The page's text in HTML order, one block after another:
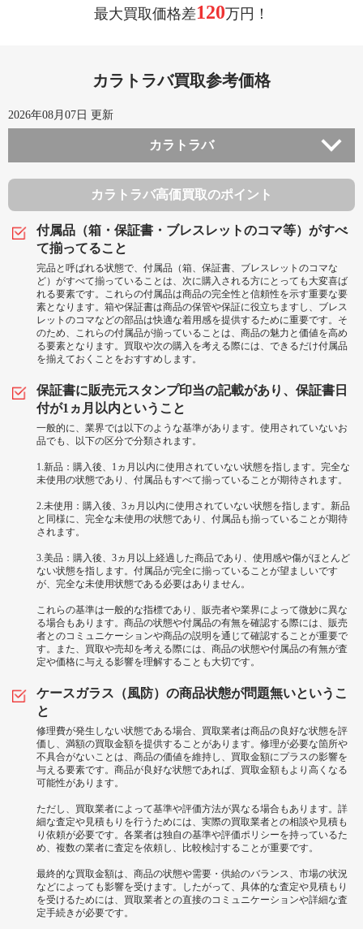
最大買取価格差120万円！
カラトラバ買取参考価格
2026年08月07日 更新
カラトラバ
カラトラバ高価買取のポイント
付属品（箱・保証書・ブレスレットのコマ等）がすべ
て揃ってること
完品と呼ばれる状態で、付属品（箱、保証書、ブレスレットのコマな
ど）がすべて揃っていることは、次に購入される方にとっても大変喜ば
れる要素です。これらの付属品は商品の完全性と信頼性を示す重要な要
素となります。箱や保証書は商品の保管や保証に役立ちますし、ブレス
レットのコマなどの部品は快適な着用感を提供するために重要です。そ
のため、これらの付属品が揃っていることは、商品の魅力と価値を高め
る要素となります。買取や次の購入を考える際には、できるだけ付属品
を揃えておくことをおすすめします。
保証書に販売元スタンプ印当の記載があり、保証書日
付が1ヵ月以内ということ
一般的に、業界では以下のような基準があります。使用されていないお
品でも、以下の区分で分類されます。
1.新品：購入後、1ヵ月以内に使用されていない状態を指します。完全な
未使用の状態であり、付属品もすべて揃っていることが期待されます。
2.未使用：購入後、3ヵ月以内に使用されていない状態を指します。新品
と同様に、完全な未使用の状態であり、付属品も揃っていることが期待
されます。
3.美品：購入後、3ヵ月以上経過した商品であり、使用感や傷がほとんど
ない状態を指します。付属品が完全に揃っていることが望ましいです
が、完全な未使用状態である必要はありません。
これらの基準は一般的な指標であり、販売者や業界によって微妙に異な
る場合もあります。商品の状態や付属品の有無を確認する際には、販売
者とのコミュニケーションや商品の説明を通じて確認することが重要で
す。また、買取や売却を考える際には、商品の状態や付属品の有無が査
定や価格に与える影響を理解することも大切です。
ケースガラス（風防）の商品状態が問題無いというこ
と
修理費が発生しない状態である場合、買取業者は商品の良好な状態を評
価し、満額の買取金額を提供することがあります。修理が必要な箇所や
不具合がないことは、商品の価値を維持し、買取金額にプラスの影響を
与える要素です。商品が良好な状態であれば、買取金額もより高くなる
可能性があります。
ただし、買取業者によって基準や評価方法が異なる場合もあります。詳
細な査定や見積もりを行うためには、実際の買取業者との相談や見積も
り依頼が必要です。各業者は独自の基準や評価ポリシーを持っているた
め、複数の業者に査定を依頼し、比較検討することが重要です。
最終的な買取金額は、商品の状態や需要・供給のバランス、市場の状況
などによっても影響を受けます。したがって、具体的な査定や見積もり
を受けるためには、買取業者との直接のコミュニケーションや詳細な査
定手続きが必要です。